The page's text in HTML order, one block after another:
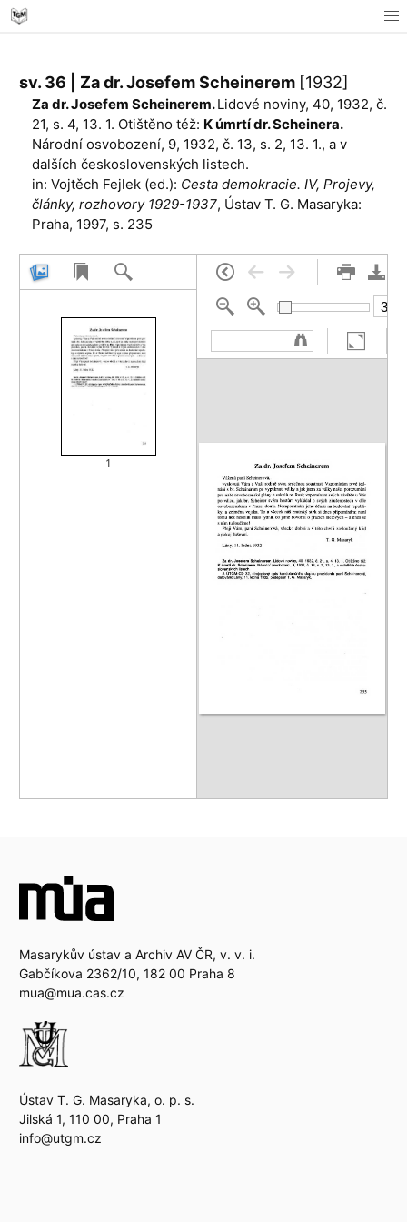
sv. 36 | Za dr. Josefem Scheinerem [1932]
Za dr. Josefem Scheinerem.Lidové noviny, 40, 1932, č.
21, s. 4, 13. 1. Otištěno též: K úmrtí dr. Scheinera.
Národní osvobození, 9, 1932, č. 13, s. 2, 13. 1., a v
dalších česko­slovenských listech.
in: Vojtěch Fejlek (ed.): Cesta demokracie. IV, Projevy,
články, rozhovory 1929-1937, Ústav T. G. Masaryka:
Praha, 1997, s. 235
Masarykův ústav a Archiv AV ČR, v. v. i.
Gabčíkova 2362/10, 182 00 Praha 8
mua@mua.cas.cz
Ústav T. G. Masaryka, o. p. s.
Jilská 1, 110 00, Praha 1
info@utgm.cz